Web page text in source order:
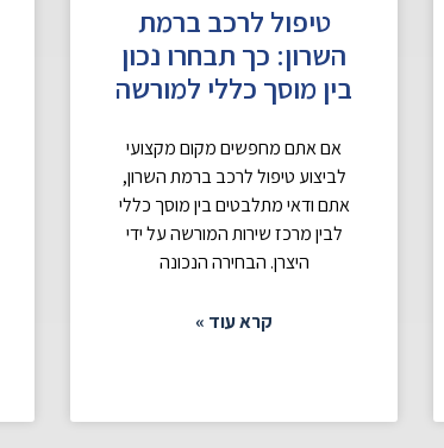
טיפול לרכב ברמת
השרון: כך תבחרו נכון
בין מוסך כללי למורשה
אם אתם מחפשים מקום מקצועי
לביצוע טיפול לרכב ברמת השרון,
אתם ודאי מתלבטים בין מוסך כללי
לבין מרכז שירות המורשה על ידי
היצרן. הבחירה הנכונה
קרא עוד »